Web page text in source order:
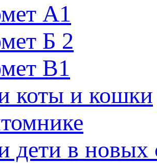
A1
Б 2
В1
коты и кошки
дети в новых